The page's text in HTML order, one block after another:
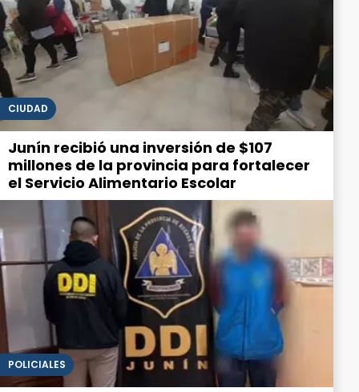
CIUDAD
Junín recibió una inversión de $107
millones de la provincia para fortalecer
el Servicio Alimentario Escolar
POLICIALES